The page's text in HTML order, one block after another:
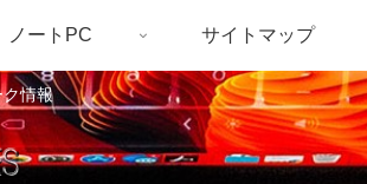
情報
ノートPC サイトマップ